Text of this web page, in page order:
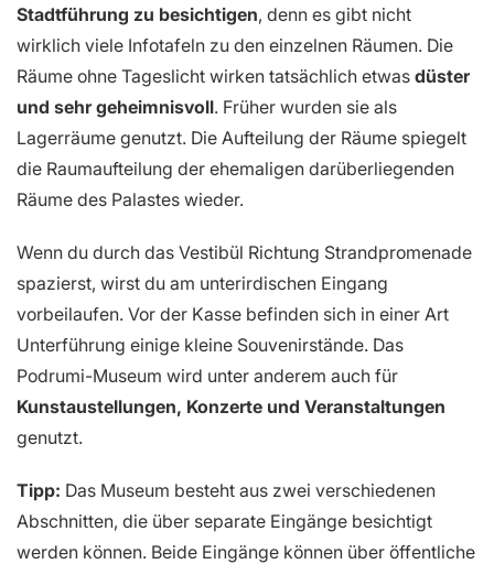
Stadtführung zu besichtigen, denn es gibt nicht
wirklich viele Infotafeln zu den einzelnen Räumen. Die
Räume ohne Tageslicht wirken tatsächlich etwas düster
und sehr geheimnisvoll. Früher wurden sie als
Lagerräume genutzt. Die Aufteilung der Räume spiegelt
die Raumaufteilung der ehemaligen darüberliegenden
Räume des Palastes wieder.
Wenn du durch das Vestibül Richtung Strandpromenade
spazierst, wirst du am unterirdischen Eingang
vorbeilaufen. Vor der Kasse befinden sich in einer Art
Unterführung einige kleine Souvenirstände. Das
Podrumi-Museum wird unter anderem auch für
Kunstaustellungen, Konzerte und Veranstaltungen
genutzt.
Tipp: Das Museum besteht aus zwei verschiedenen
Abschnitten, die über separate Eingänge besichtigt
werden können. Beide Eingänge können über öffentliche